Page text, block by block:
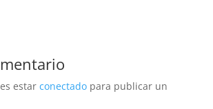
estar conectadopara publicar un